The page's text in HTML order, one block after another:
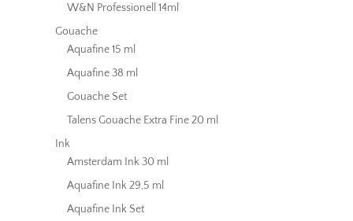
W&N Professionell 14ml
Gouache
Aquafine 15 ml
Aquafine 38 ml
Gouache Set
Talens Gouache Extra Fine 20 ml
Ink
Amsterdam Ink 30 ml
Aquafine Ink 29,5 ml
Aquafine Ink Set